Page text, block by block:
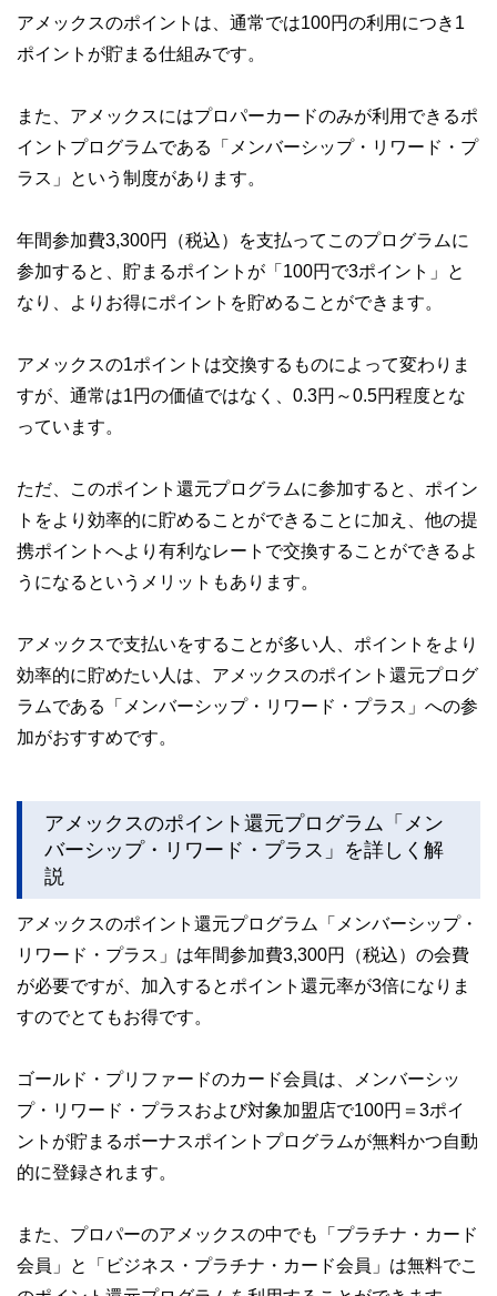
私たちは、快適でより良い生活のアイデアを提供するお金の
コンシェルジュを目指します。
アメックスのポイントは、通常では100円の利用につき1
ポイントが貯まる仕組みです。
また、アメックスにはプロパーカードのみが利用できるポ
イントプログラムである「メンバーシップ・リワード・プ
ラス」という制度があります。
年間参加費3,300円（税込）を支払ってこのプログラムに
参加すると、貯まるポイントが「100円で3ポイント」と
なり、よりお得にポイントを貯めることができます。
アメックスの1ポイントは交換するものによって変わりま
すが、通常は1円の価値ではなく、0.3円～0.5円程度とな
っています。
ただ、このポイント還元プログラムに参加すると、ポイン
トをより効率的に貯めることができることに加え、他の提
携ポイントへより有利なレートで交換することができるよ
うになるというメリットもあります。
アメックスで支払いをすることが多い人、ポイントをより
効率的に貯めたい人は、アメックスのポイント還元プログ
ラムである「メンバーシップ・リワード・プラス」への参
加がおすすめです。
アメックスのポイント還元プログラム「メン
バーシップ・リワード・プラス」を詳しく解
説
アメックスのポイント還元プログラム「メンバーシップ・
リワード・プラス」は年間参加費3,300円（税込）の会費
が必要ですが、加入するとポイント還元率が3倍になりま
すのでとてもお得です。
ゴールド・プリファードのカード会員は、メンバーシッ
プ・リワード・プラスおよび対象加盟店で100円＝3ポイ
ントが貯まるボーナスポイントプログラムが無料かつ自動
的に登録されます。
また、プロパーのアメックスの中でも「プラチナ・カード
会員」と「ビジネス・プラチナ・カード会員」は無料でこ